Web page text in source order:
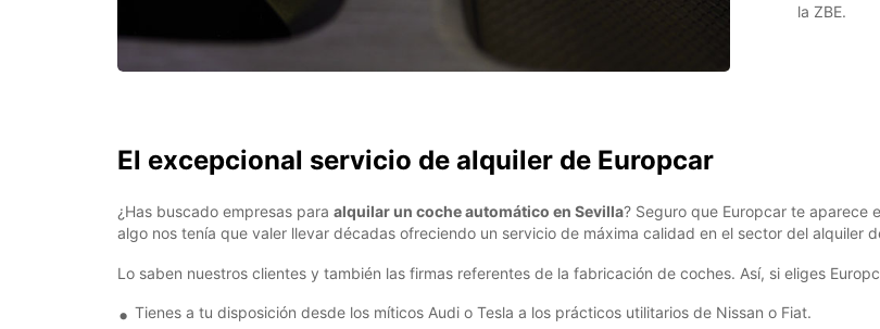
la ZBE.
El excepcional servicio de alquiler de Europcar
¿Has buscado empresas para alquilar un coche automático en Sevilla? Seguro que Europcar te aparece
algo nos tenía que valer llevar décadas ofreciendo un servicio de máxima calidad en el sector del alquiler
Lo saben nuestros clientes y también las firmas referentes de la fabricación de coches. Así, si eliges
Tienes a tu disposición desde los míticos Audi o Tesla a los prácticos utilitarios de Nissan o Fiat.